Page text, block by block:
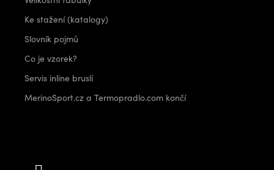
Ke stažení (katalogy)
Slovník pojmů
Co je vzorek?
Servis inline bruslí
MerinoSport.cz a Termopradlo.com končí